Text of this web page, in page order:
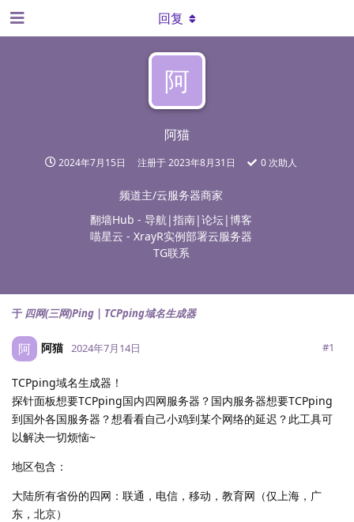
阿
阿猫
2024年7月15日 注册于2023年8月31日 0 次助人
频道主/云服务器商家
翻墙Hub - 导航|指南|论坛|博客
喵星云 - XrayR实例部署云服务器
TG联系
回复
于 四网(三网)Ping | TCPping域名生成器
阿 阿猫 2024年7月14日 #1
TCPping域名生成器！
探针面板想要TCPping国内四网服务器？国内服务器想要TCPping
到国外各国服务器？想看看自己小鸡到某个网络的延迟？此工具可
以解决一切烦恼~
地区包含：
大陆所有省份的四网：联通，电信，移动，教育网（仅上海，广
东，北京）